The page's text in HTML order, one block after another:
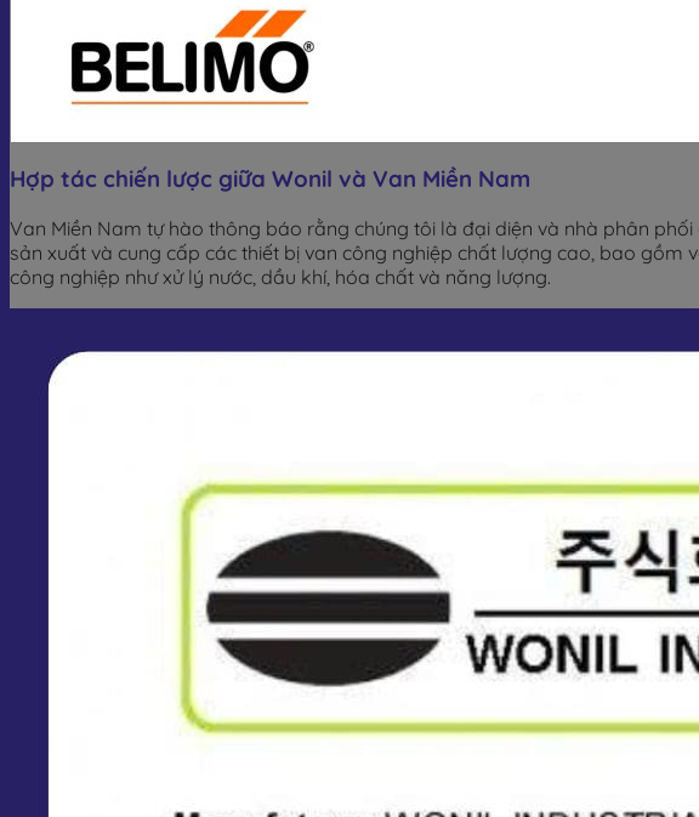
Hợp tác chiến lược giữa Wonil và Van Miền Nam
Van Miền Nam tự hào thông báo rằng chúng tôi là đại diện và nhà phân
sản xuất và cung cấp các thiết bị van công nghiệp chất lượng cao, bao gồm
công nghiệp như xử lý nước, dầu khí, hóa chất và năng lượng.